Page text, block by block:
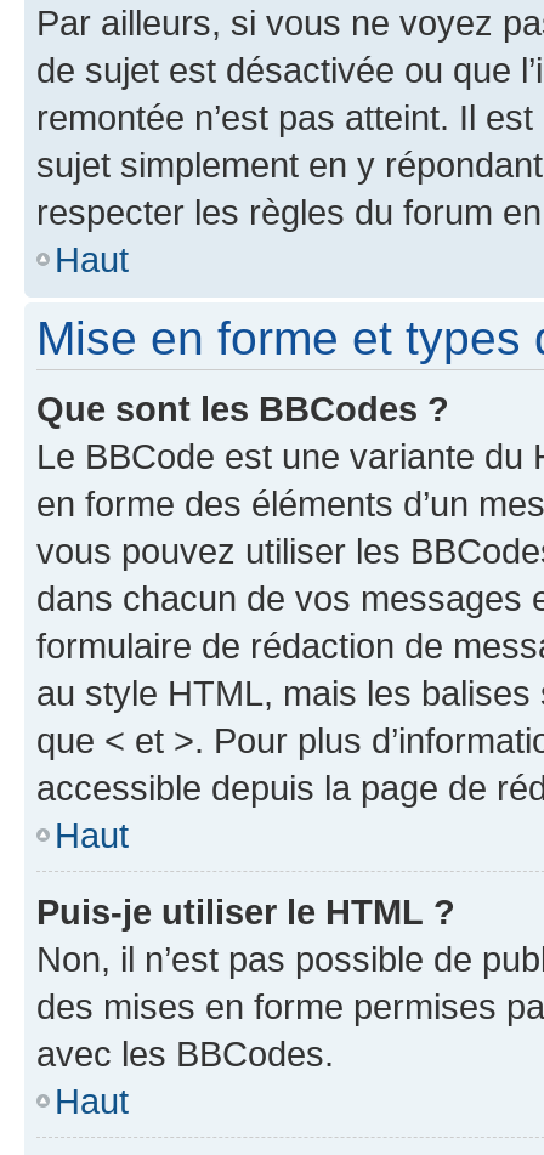
Par ailleurs, si vous ne voyez
de sujet est désactivée ou que
remontée n’est pas atteint. Il
sujet simplement en y
respecter les règles du forum
Haut
Mise en forme et types
Que sont les BBCodes ?
Le BBCode est une variante du
en forme des éléments d’un
vous pouvez utiliser les
dans chacun de vos messages
formulaire de rédaction de
au style HTML, mais les
que < et >. Pour plus
accessible depuis la page de
Haut
Puis-je utiliser le HTML ?
Non, il n’est pas possible de
des mises en forme permises
avec les BBCodes.
Haut